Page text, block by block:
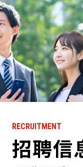
RECRUITMENT
招聘信